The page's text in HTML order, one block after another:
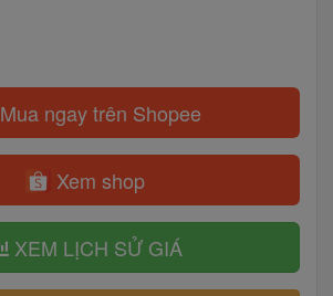
Mua ngay trên Shopee
Xem shop
XEM LỊCH SỬ GIÁ